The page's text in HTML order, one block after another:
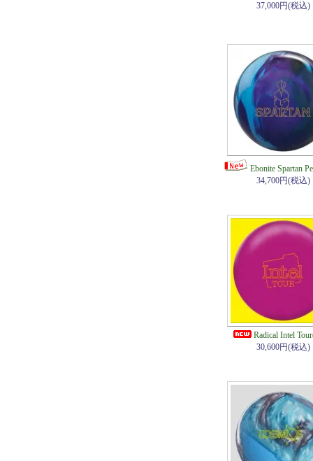
37,000円(税込)
Ebonite Spartan
34,700円(税込)
Radical Intel
30,600円(税込)